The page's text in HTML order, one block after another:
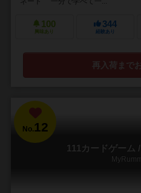
100
興味あり
344
経験あり
再入荷まで
No.12
111カードゲーム